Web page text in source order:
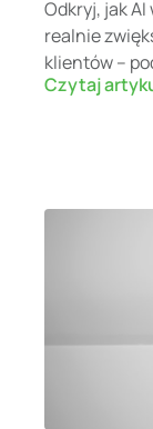
Odkryj, jak
realnie
klientów –
Czytaj